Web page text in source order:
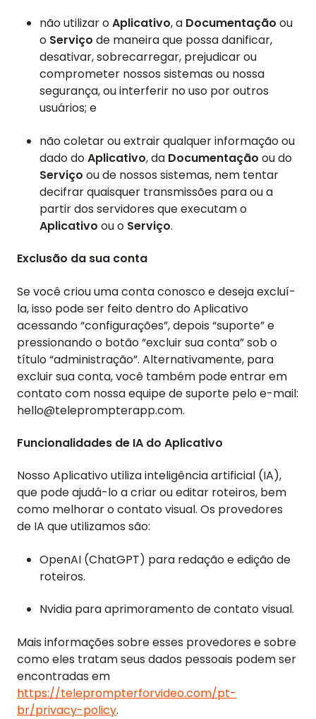
não utilizar oAplicativo, a Documentação ou
o Serviço de maneira que possa danificar,
desativar, sobrecarregar, prejudicar ou
comprometer nossos sistemas ou nossa
segurança, ou interferir no uso por outros
usuários; e
não coletar ou extrair qualquer informação ou
dado doAplicativo, da Documentação ou do
Serviço ou de nossos sistemas, nem tentar
decifrar quaisquer transmissões para ou a
partir dos servidores que executam o
Aplicativo ou o Serviço.
Exclusão da sua conta
Se você criou uma conta conosco e deseja excluí-
la, isso pode ser feito dentro do Aplicativo
acessando “configurações”, depois “suporte” e
pressionando o botão “excluir sua conta” sob o
título “administração”. Alternativamente, para
excluir sua conta, você também pode entrar em
contato com nossa equipe de suporte pelo e-mail:
hello@teleprompterapp.com.
Funcionalidades de IA do Aplicativo
Nosso Aplicativo utiliza inteligência artificial (IA),
que pode ajudá-lo a criar ou editar roteiros, bem
como melhorar o contato visual. Os provedores
de IA que utilizamos são:
OpenAI (ChatGPT) para redação e edição de
roteiros.
Nvidia para aprimoramento de contato visual.
Mais informações sobre esses provedores e sobre
como eles tratam seus dados pessoais podem ser
encontradas em
https://teleprompterforvideo.com/pt-
br/privacy-policy.